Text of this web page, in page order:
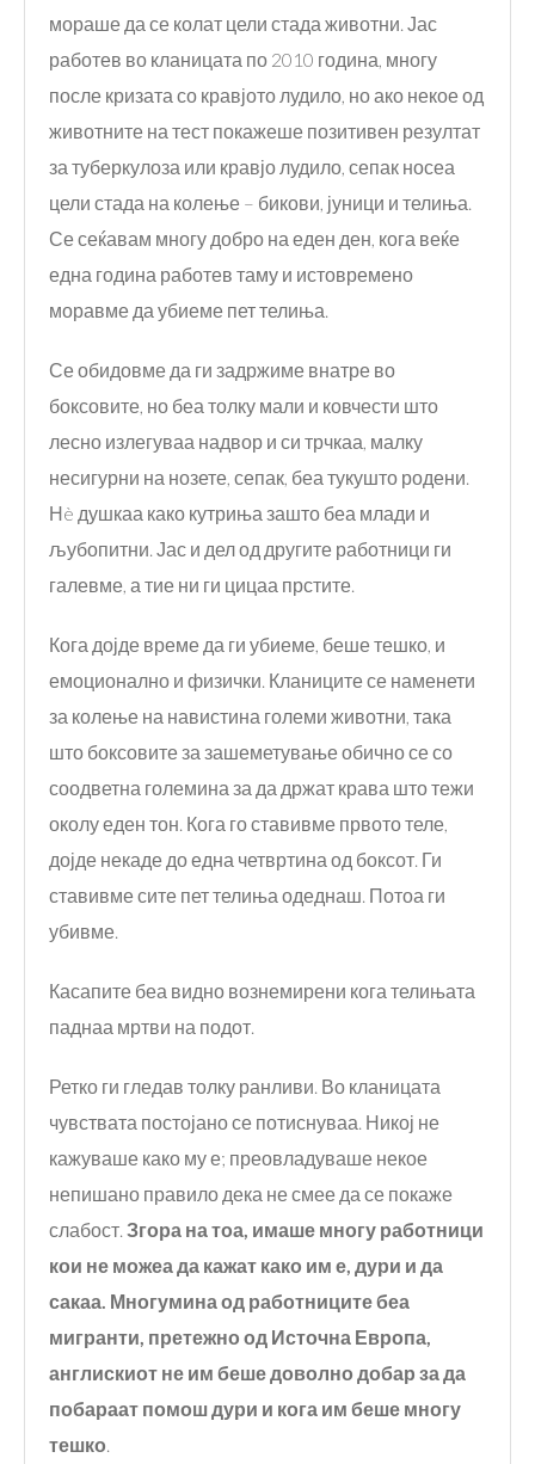
мораше да се колат цели стада животни. Јас
работев во кланицата по 2010 година, многу
после кризата со кравјото лудило, но ако некое од
животните на тест покажеше позитивен резултат
за туберкулоза или кравјо лудило, сепак носеа
цели стада на колење – бикови, јуници и телиња.
Се сеќавам многу добро на еден ден, кога веќе
една година работев таму и истовремено
моравме да убиеме пет телиња.
Се обидовме да ги задржиме внатре во
боксовите, но беа толку мали и ковчести што
лесно излегуваа надвор и си трчкаа, малку
несигурни на нозете, сепак, беа тукушто родени.
Нè душкаа како кутриња зашто беа млади и
љубопитни. Јас и дел од другите работници ги
галевме, а тие ни ги цицаа прстите.
Кога дојде време да ги убиеме, беше тешко, и
емоционално и физички. Кланиците се наменети
за колење на навистина големи животни, така
што боксовите за зашеметување обично се со
соодветна големина за да држат крава што тежи
околу еден тон. Кога го ставивме првото теле,
дојде некаде до една четвртина од боксот. Ги
ставивме сите пет телиња одеднаш. Потоа ги
убивме.
Касапите беа видно вознемирени кога телињата
паднаа мртви на подот.
Ретко ги гледав толку ранливи. Во кланицата
чувствата постојано се потиснуваа. Никој не
кажуваше како му е; преовладуваше некое
непишано правило дека не смее да се покаже
слабост. Згора на тоа, имаше многу работници
кои не можеа да кажат како им е, дури и да
сакаа. Многуминаод работниците беа
мигранти, претежно од Источна Европа,
англискиот не им беше доволно добар за да
побараат помошдури и кога им беше многу
тешко.